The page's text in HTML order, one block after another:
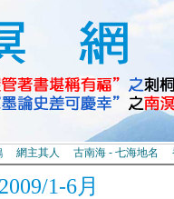
網主其人 古南海 - 七海地名
1-6月